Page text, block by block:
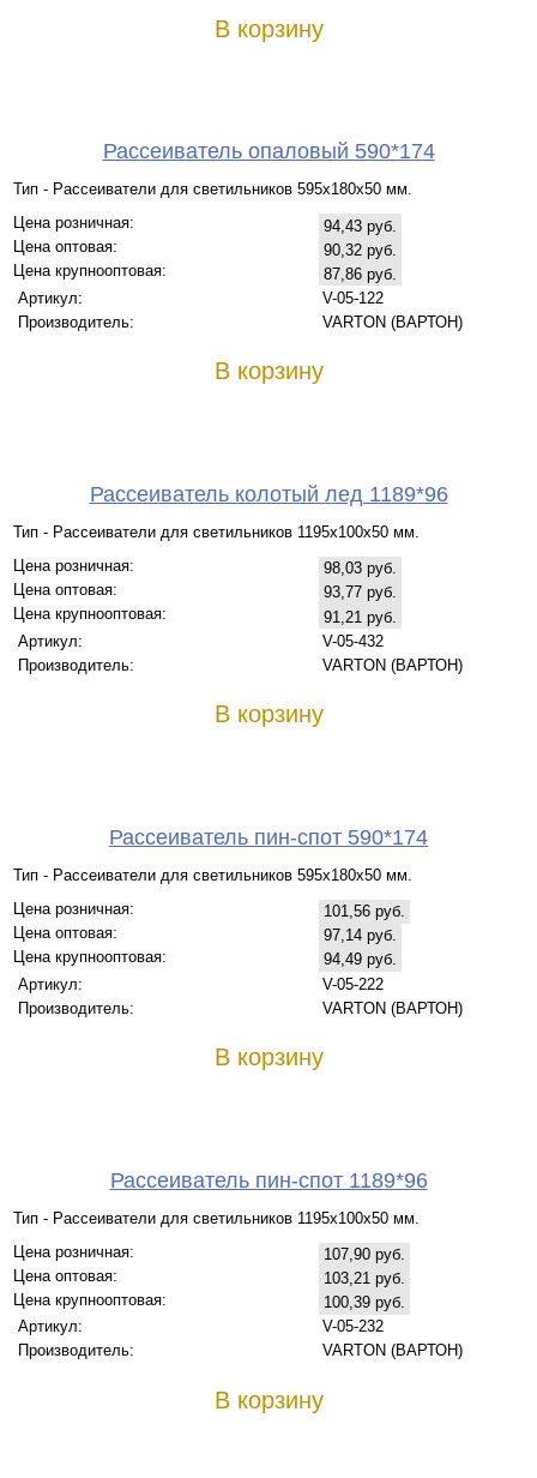
В корзину
Рассеиватель опаловый 590*174
Тип - Рассеиватели для светильников 595х180х50 мм.
Цена розничная:
94,43 руб.
Цена оптовая:
90,32 руб.
Цена крупнооптовая:
87,86 руб.
Артикул:
V-05-122
Производитель:
VARTON (ВАРТОН)
В корзину
Рассеиватель колотый лед 1189*96
Тип - Рассеиватели для светильников 1195х100х50 мм.
Цена розничная:
98,03 руб.
Цена оптовая:
93,77 руб.
Цена крупнооптовая:
91,21 руб.
Артикул:
V-05-432
Производитель:
VARTON (ВАРТОН)
В корзину
Рассеиватель пин-спот 590*174
Тип - Рассеиватели для светильников 595х180х50 мм.
Цена розничная:
101,56 руб.
Цена оптовая:
97,14 руб.
Цена крупнооптовая:
94,49 руб.
Артикул:
V-05-222
Производитель:
VARTON (ВАРТОН)
В корзину
Рассеиватель пин-спот 1189*96
Тип - Рассеиватели для светильников 1195х100х50 мм.
Цена розничная:
107,90 руб.
Цена оптовая:
103,21 руб.
Цена крупнооптовая:
100,39 руб.
Артикул:
V-05-232
Производитель:
VARTON (ВАРТОН)
В корзину